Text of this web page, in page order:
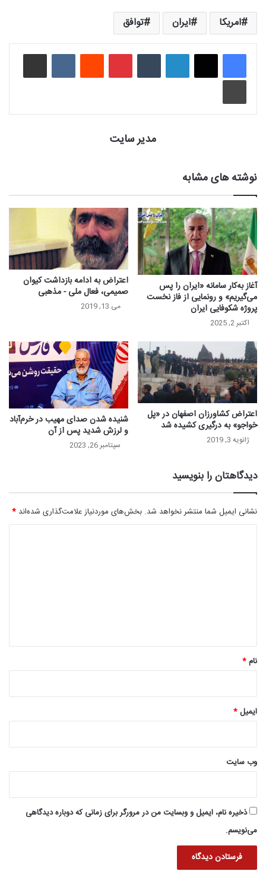
امریکا ایران توافق
لینکدین ‫پین‌ترست ‫رددیت
چاپ
مدیر سایت
نوشته های مشابه
آغاز به‌کار سامانه «ایران را پس
می‌گیریم» و رونمایی از فاز نخست
پروژه شکوفایی ایران
اکتبر 2, 2025
اعتراض به ادامه بازداشت کیوان
صمیمی، فعال ملی -‌ مذهبی
می 13, 2019
اعتراض کشاورزان اصفهان در «پل
خواجو» به درگیری کشیده شد
ژانویه 3, 2019
شنیده شدن صدای مهیب در خرم‌آباد
و لرزش شدید پس از آن
سپتامبر 26, 2023
دیدگاهتان را بنویسید
نشانی ایمیل شما منتشر نخواهد شد. بخش‌های موردنیاز علامت‌گذاری شده‌اند *
نام*
ایمیل *
وب‌ سایت
ذخیره نام، ایمیل و وبسایت من در مرورگر برای زمانی که دوباره دیدگاهی
می‌نویسم.